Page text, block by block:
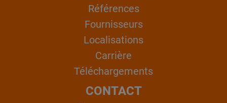
Références
Fournisseurs
Localisations
Carrière
Téléchargements
CONTACT